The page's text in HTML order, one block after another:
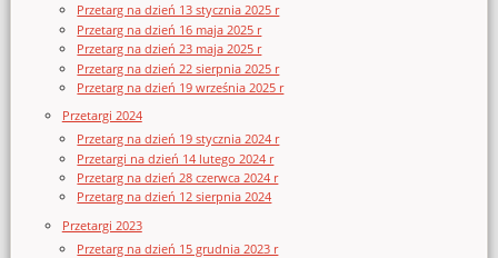
Przetarg na dzień 13 stycznia 2025 r
Przetarg na dzień 16 maja 2025 r
Przetarg na dzień 23 maja 2025 r
Przetarg na dzień 22 sierpnia 2025 r
Przetarg na dzień 19 września 2025 r
Przetargi 2024
Przetarg na dzień 19 stycznia 2024 r
Przetargi na dzień 14 lutego 2024 r
Przetarg na dzień 28 czerwca 2024 r
Przetarg na dzień 12 sierpnia 2024
Przetargi 2023
Przetarg na dzień 15 grudnia 2023 r